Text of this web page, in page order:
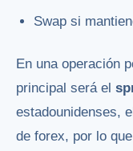
Swap si
En una operación
principal será el
estadounidenses,
de forex, por lo